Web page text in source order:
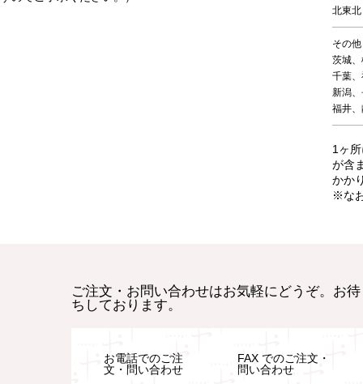
北東
その
茨城
千葉
新潟
福井
1ヶ
が含
かか
※な
ご注文・お問い合わせはお気軽にどうぞ。お待
ちしております。
お電話でのご注
文・問い合わせ
FAX でのご注文・
問い合わせ